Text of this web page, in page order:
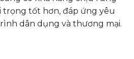
trọng tốt hơn, đáp ứng yêu
dân dụng và thương mại.